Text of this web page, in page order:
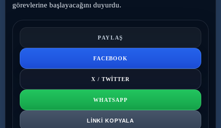
görevlerine başlayacağını duyurdu.
PAYLAŞ
FACEBOOK
X / TWITTER
WHATSAPP
LINKI KOPYALA